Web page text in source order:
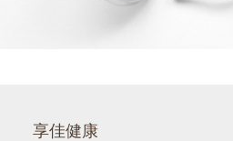
享佳健康